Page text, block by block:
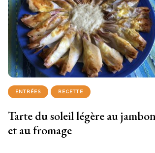
ENTRÉES RECETTE
Tarte du soleil légère au
et au fromage